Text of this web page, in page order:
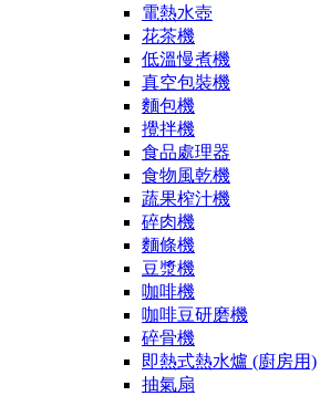
電熱水壺
花茶機
低溫慢煮機
真空包裝機
麵包機
攪拌機
食品處理器
食物風乾機
蔬果榨汁機
碎肉機
麵條機
豆漿機
咖啡機
咖啡豆研磨機
碎骨機
即熱式熱水爐 (廚房用)
抽氣扇